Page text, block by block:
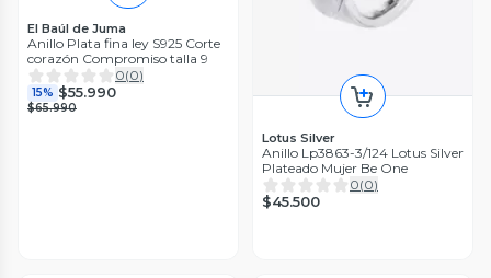
El Baúl de Juma
Anillo Plata fina ley S925 Corte
corazón Compromiso talla 9
0(0)
15% $55.990
$65.990
Lotus Silver
Anillo Lp3863-3/124 Lotus Silver
Plateado Mujer Be One
0(0)
$45.500